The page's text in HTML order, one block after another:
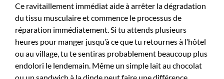
Ce ravitaillement immédiat aide à arrêter la dégradation
du tissu musculaire et commence le processus de
réparation immédiatement. Si tu attends plusieurs
heures pour manger jusqu’à ce que tu retournes à l’hôtel
ou au village, tu te sentiras probablement beaucoup plus
endolori le lendemain. Même un simple lait au chocolat